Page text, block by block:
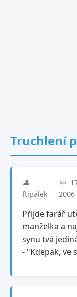
Truchlení
👤
ftipalek
📅
2006
Přijde farář
manželka a
synu tvá
- "Kdepak, ve